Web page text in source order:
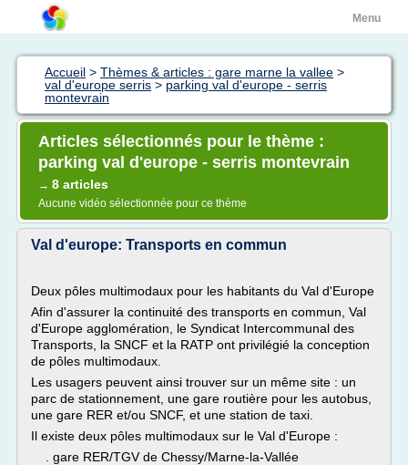
Menu
Accueil > Thèmes & articles : gare marne la vallee >
val d'europe serris > parking val d'europe - serris
montevrain
Articles sélectionnés pour le thème :
parking val d'europe - serris montevrain
→ 8 articles
Aucune vidéo sélectionnée pour ce thème
Val d'europe: Transports en commun
Deux pôles multimodaux pour les habitants du Val d'Europe
Afin d'assurer la continuité des transports en commun, Val
d'Europe agglomération, le Syndicat Intercommunal des
Transports, la SNCF et la RATP ont privilégié la conception
de pôles multimodaux.
Les usagers peuvent ainsi trouver sur un même site : un
parc de stationnement, une gare routière pour les autobus,
une gare RER et/ou SNCF, et une station de taxi.
Il existe deux pôles multimodaux sur le Val d'Europe :
. gare RER/TGV de Chessy/Marne-la-Vallée